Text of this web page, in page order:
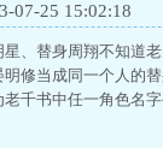
07-25 15:02:18
、替身周翔不知道
修当成同一个人的
千书中任一角色名